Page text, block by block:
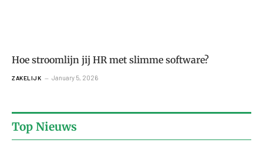
Hoe stroomlijn jij HR met slimme software?
ZAKELIJK January 5, 2026
Top Nieuws